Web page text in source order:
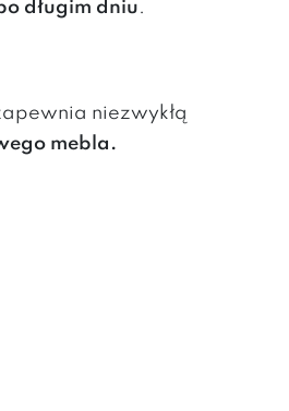
długim dniu.
niezwykłą
mebla.